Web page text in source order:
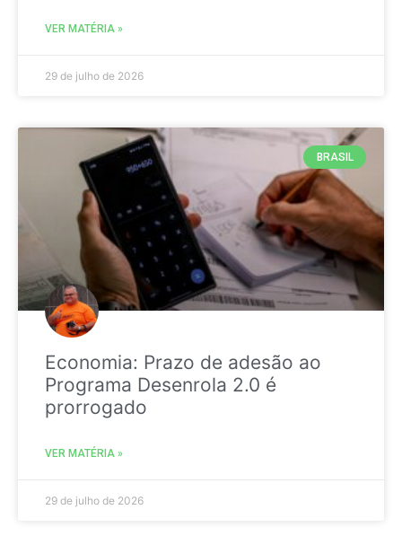
VER MATÉRIA »
29 de julho de 2026
BRASIL
Economia: Prazo de adesão ao
Programa Desenrola 2.0 é
prorrogado
VER MATÉRIA »
29 de julho de 2026